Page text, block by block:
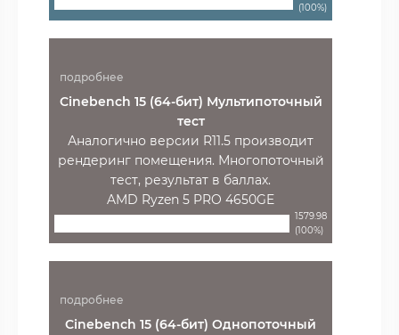
(100%)
подробнее
Cinebench 15 (64-бит) Мультипоточный
тест
Аналогично версии R11.5 производит
рендеринг помещения. Многопоточный
тест, результат в баллах.
AMD Ryzen 5 PRO 4650GE
1579.98
(100%)
подробнее
Cinebench 15 (64-бит) Однопоточный